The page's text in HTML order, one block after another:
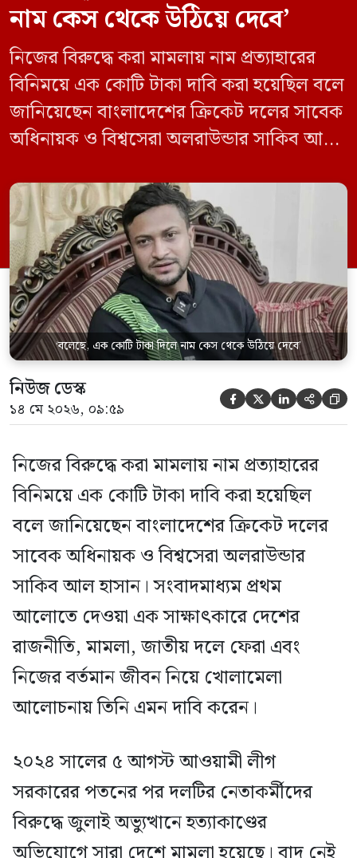
নাম কেস থেকে উঠিয়ে দেবে’
নিজের বিরুদ্ধে করা মামলায় নাম প্রত্যাহারের
বিনিময়ে এক কোটি টাকা দাবি করা হয়েছিল বলে
জানিয়েছেন বাংলাদেশের ক্রিকেট দলের সাবেক
অধিনায়ক ও বিশ্বসেরা অলরাউন্ডার সাকিব আল
সাক্ষাৎকারে দেশের রাজনীতি, মামলা, জাতীয়
দলে ফেরা এবং নিজের বর্তমান জীবন নিয়ে
খোলামেলা আলোচনায় তিনি এমন দাবি করেন।
২০২৪ সালের ৫ আগস্ট আওয়ামী লীগ […]
‘বলেছে, এক কোটি টাকা দিলে নাম কেস থেকে উঠিয়ে দেবে’
নিউজ ডেস্ক
১৪ মে ২০২৬, ০৯:৫৯     
নিজের বিরুদ্ধে করা মামলায় নাম প্রত্যাহারের
বিনিময়ে এক কোটি টাকা দাবি করা হয়েছিল
বলে জানিয়েছেন বাংলাদেশের ক্রিকেট দলের
সাবেক অধিনায়ক ও বিশ্বসেরা অলরাউন্ডার
সাকিব আল হাসান। সংবাদমাধ্যম প্রথম
আলোতে দেওয়া এক সাক্ষাৎকারে দেশের
রাজনীতি, মামলা, জাতীয় দলে ফেরা এবং
নিজের বর্তমান জীবন নিয়ে খোলামেলা
আলোচনায় তিনি এমন দাবি করেন।
২০২৪ সালের ৫ আগস্ট আওয়ামী লীগ
সরকারের পতনের পর দলটির নেতাকর্মীদের
বিরুদ্ধে জুলাই অভ্যুত্থানে হত্যাকাণ্ডের